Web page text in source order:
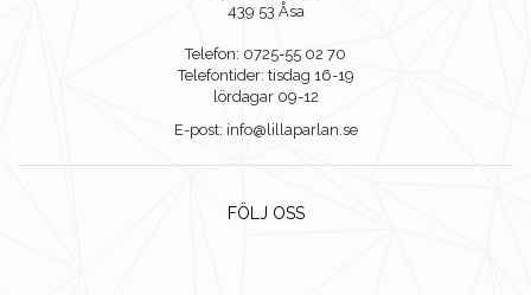
439 53 Åsa
Telefon: 0725-55 02 70
Telefontider: tisdag 16-19
lördagar 09-12
E-post: info@lillaparlan.se
FÖLJ OSS